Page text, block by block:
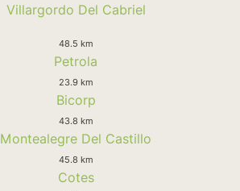
Villargordo Del Cabriel
48.5 km
Petrola
23.9 km
Bicorp
43.8 km
Montealegre Del Castillo
45.8 km
Cotes